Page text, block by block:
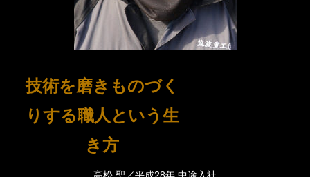
技術を磨きものづく
りする職人という生
き方